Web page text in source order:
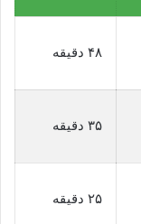
۴۸ دقیقه
۳۵ دقیقه
۲۵ دقیقه